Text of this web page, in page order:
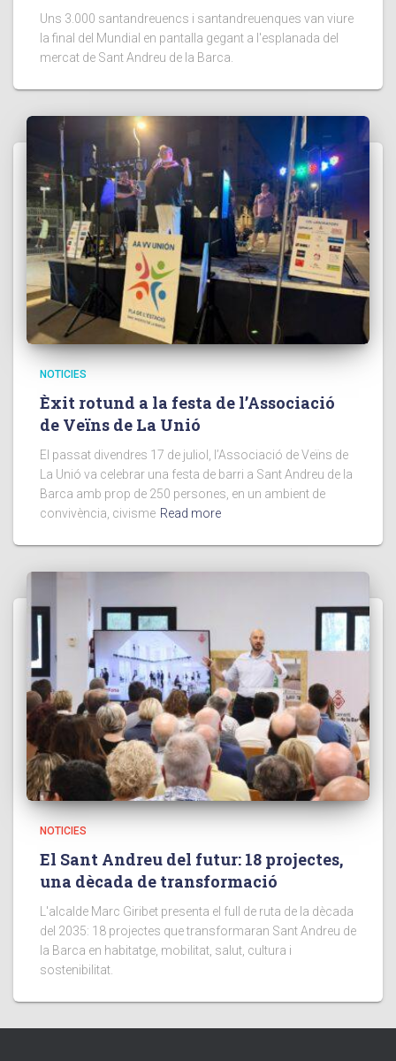
Uns 3.000 santandreuencs i santandreuenques van viure
la final del Mundial en pantalla gegant a l'esplanada del
mercat de Sant Andreu de la Barca.
NOTICIES
Èxit rotund a la festa de l’Associació
de Veïns de La Unió
El passat divendres 17 de juliol, l’Associació de Veïns de
La Unió va celebrar una festa de barri a Sant Andreu de la
Barca amb prop de 250 persones, en un ambient de
convivència, civisme Read more
NOTICIES
El Sant Andreu del futur: 18 projectes,
una dècada de transformació
L'alcalde Marc Giribet presenta el full de ruta de la dècada
del 2035: 18 projectes que transformaran Sant Andreu de
la Barca en habitatge, mobilitat, salut, cultura i
sostenibilitat.